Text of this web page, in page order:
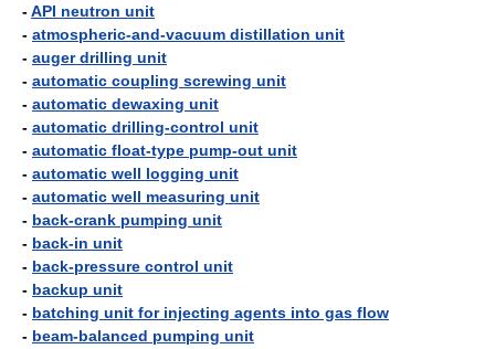
-API neutron unit
- atmospheric-and-vacuum distillation unit
- auger drilling unit
- automatic coupling screwing unit
- automatic dewaxing unit
- automatic drilling-control unit
- automatic float-type pump-out unit
- automatic well logging unit
- automatic well measuring unit
- back-crank pumping unit
- back-in unit
- back-pressure control unit
- backup unit
- batching unit for injecting agents into gas flow
- beam-balanced pumping unit